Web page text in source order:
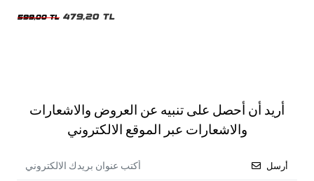
599,00 TL 479,20 TL
أريد أن أحصل على تنبيه عن العروض والاشعارات
والاشعارات عبر الموقع الالكتروني
أرسل